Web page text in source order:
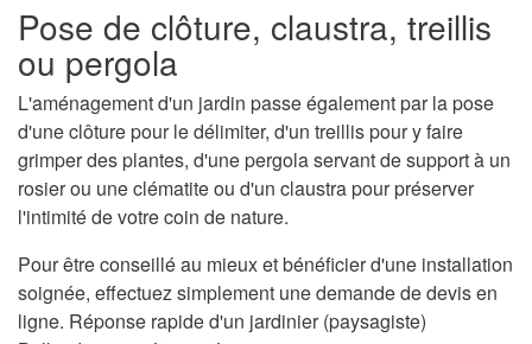
Pose de clôture, claustra, treillis
ou pergola
L'aménagement d'un jardin passe également par la pose
d'une clôture pour le délimiter, d'un treillis pour y faire
grimper des plantes, d'une pergola servant de support à un
rosier ou une clématite ou d'un claustra pour préserver
l'intimité de votre coin de nature.
Pour être conseillé au mieux et bénéficier d'une installation
soignée, effectuez simplement une demande de devis en
ligne. Réponse rapide d'un jardinier (paysagiste)